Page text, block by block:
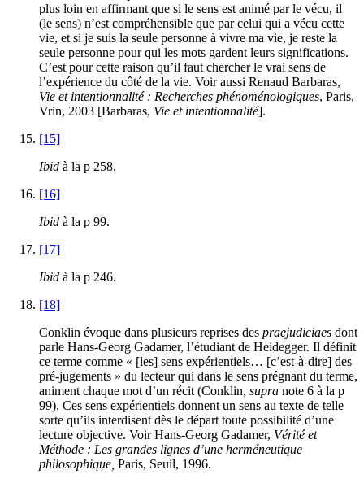
plus loin en affirmant que si le sens est animé par le vécu, il
(le sens) n’est compréhensible que par celui qui a vécu cette
vie, et si je suis la seule personne à vivre ma vie, je reste la
seule personne pour qui les mots gardent leurs significations.
C’est pour cette raison qu’il faut chercher le vrai sens de
l’expérience du côté de la vie. Voir aussi Renaud Barbaras,
Vie et intentionnalité : Recherches phénoménologiques, Paris,
Vrin, 2003 [Barbaras, Vie et intentionnalité].
[15]
Ibid à la p 258.
[16]
Ibid à la p 99.
[17]
Ibid à la p 246.
[18]
Conklin évoque dans plusieurs reprises des praejudiciaes dont
parle Hans-Georg Gadamer, l’étudiant de Heidegger. Il définit
ce terme comme « [les] sens expérientiels… [c’est-à-dire] des
pré-jugements » du lecteur qui dans le sens prégnant du terme,
animent chaque mot d’un récit (Conklin, supra note 6 à la p
99). Ces sens expérientiels donnent un sens au texte de telle
sorte qu’ils interdisent dès le départ toute possibilité d’une
lecture objective. Voir Hans-Georg Gadamer, Vérité et
Méthode : Les grandes lignes d’une herméneutique
philosophique, Paris, Seuil, 1996.